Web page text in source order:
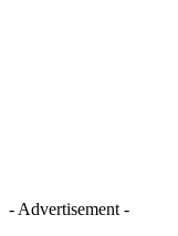
- Advertisement -